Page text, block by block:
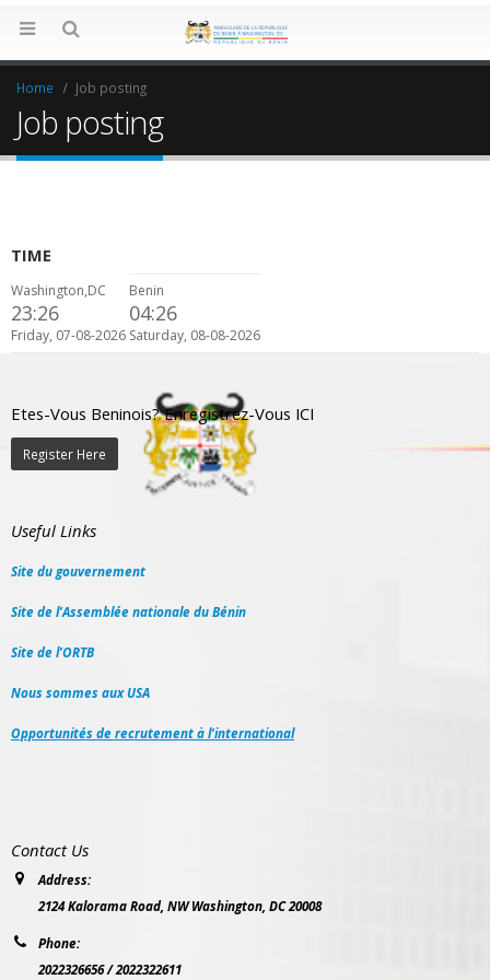
Home Job posting
Job posting
TIME
Washington,DC
23:26
Friday, 07-08-2026
Benin
04:26
Saturday, 08-08-2026
Etes-Vous Beninois? Enregistrez-Vous ICI
Register Here
Useful Links
Site du gouvernement
Site de l’Assemblée nationale du Bénin
Site de l’ORTB
Nous sommes aux USA
Opportunités de recrutement à l’international
Contact Us
Address:
2124 Kalorama Road, NW Washington, DC 20008
Phone:
2022326656 / 2022322611